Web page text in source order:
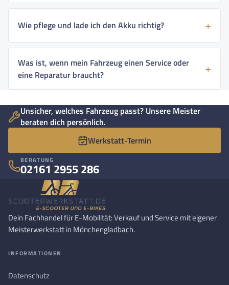
Wie pflege und lade ich den Akku richtig?
Was ist, wenn mein Fahrzeug einen Service oder
eine Reparatur braucht?
Unsicher, welches Fahrzeug passt? Unsere Meister
beraten dich persönlich.
Werkstatt-Termin
BERATUNG
02161 2955 286
Dein Fachhandel für E-Mobilität: Verkauf und Service mit eigener
Meisterwerkstatt in Mönchengladbach.
INFORMATIONEN
Datenschutz